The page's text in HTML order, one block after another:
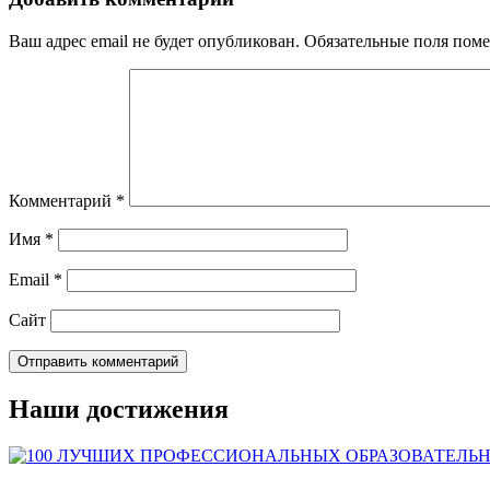
Ваш адрес email не будет опубликован. Обязательные поля
Комментарий *
Имя *
Email *
Сайт
Наши достижения